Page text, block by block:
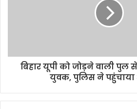
बिहार यूपी को जोड़ने वाली पुल
युवक, पुलिस ने